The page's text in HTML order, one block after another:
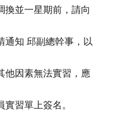
換並一星期前，請向
通知 邱副總幹事，以
他因素無法實習，應
習單上簽名。